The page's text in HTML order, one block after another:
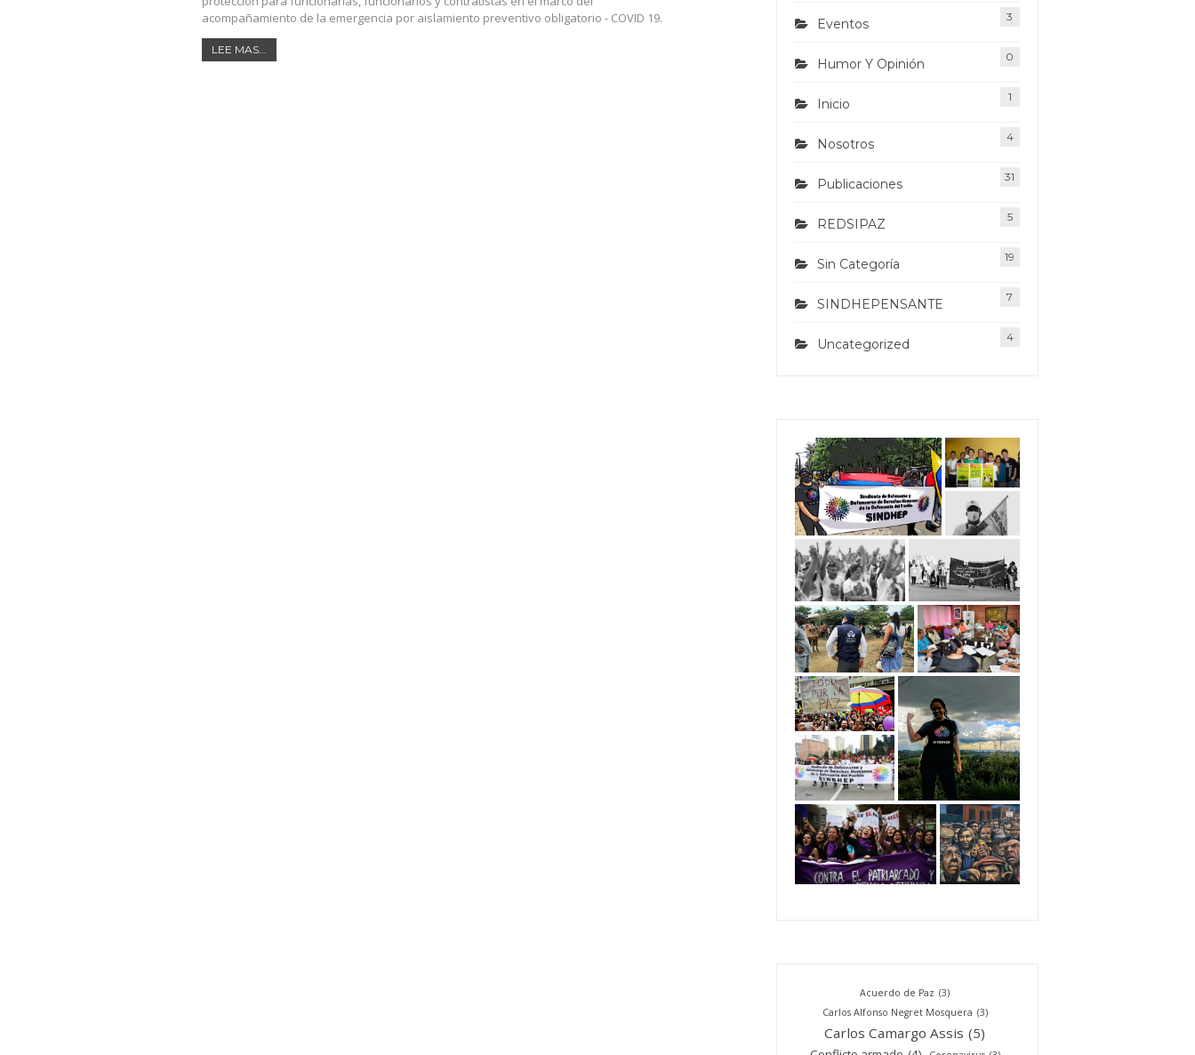
acompañamiento de la emergencia por aislamiento preventivo obligatorio - COVID 19.
LEE MAS...
Eventos 3
Humor Y Opinión 0
Inicio 1
Nosotros 4
Publicaciones 31
REDSIPAZ 5
Sin Categoría 19
SINDHEPENSANTE 7
Uncategorized 4
Acuerdo de Paz (3)
Carlos Alfonso Negret Mosquera (3)
Carlos Camargo Assis (5)